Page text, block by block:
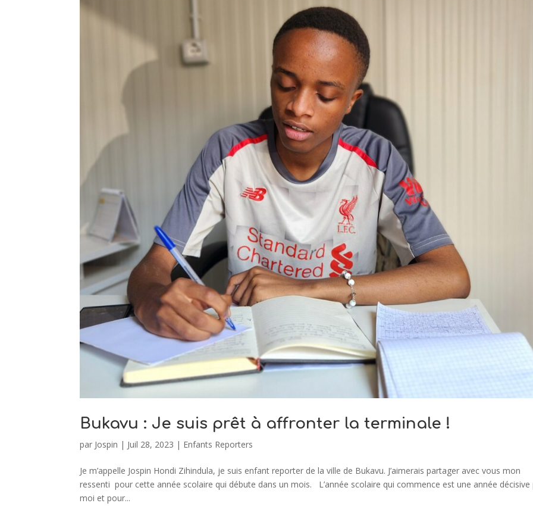
Bukavu : Je suis prêt à affronter la terminale !
par Jospin | Juil 28, 2023 | Enfants Reporters
Je m’appelle Jospin Hondi Zihindula, je suis enfant reporter de la ville de Bukavu. J’aimerais partager avec vous mon
ressenti pour cette année scolaire qui débute dans un mois. L’année scolaire qui commence est une année décisive
moi et pour...